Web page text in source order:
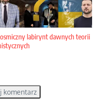
labirynt dawnych teorii
komentarz